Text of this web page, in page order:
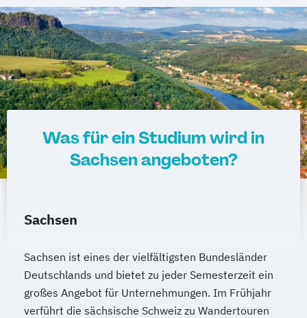
Online-Campus Heidelberg
Was für ein Studium wird in
Sachsen angeboten?
Sachsen
Sachsen ist eines der vielfältigsten Bundesländer
Deutschlands und bietet zu jeder Semesterzeit ein
großes Angebot für Unternehmungen. Im Frühjahr
verführt die sächsische Schweiz zu Wandertouren